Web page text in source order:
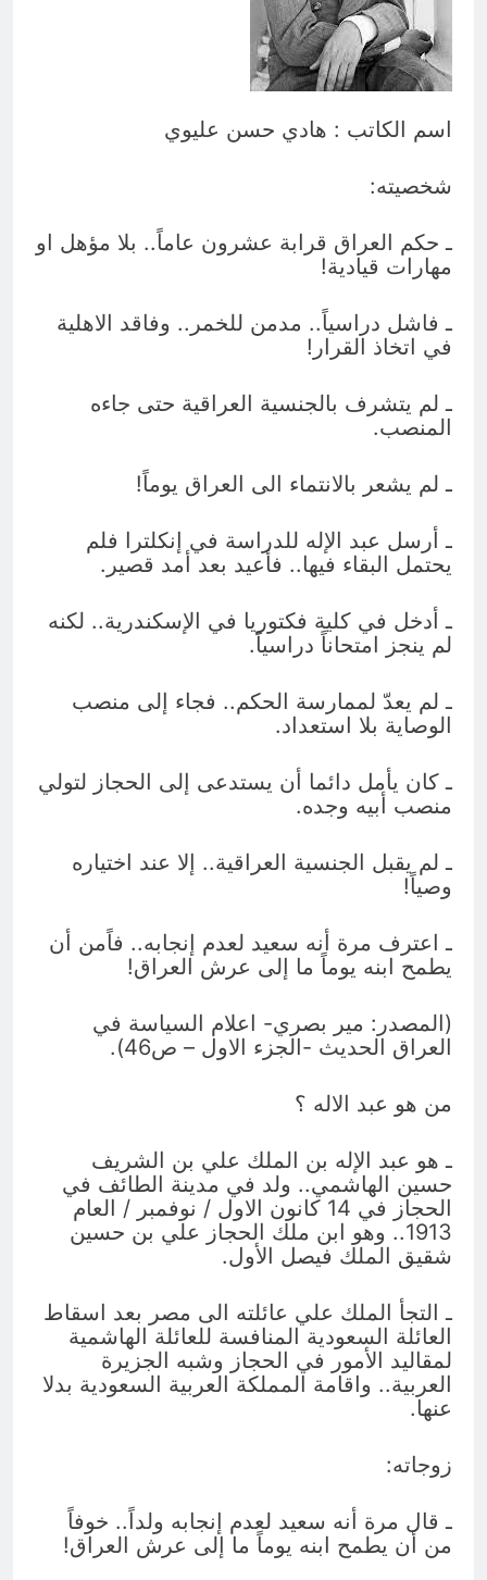
يصلوا فليصلوا معك وليأخذوا حذرهم)
اسم الكاتب : هادي حسن عليوي
شخصيته:
ـ حكم العراق قرابة عشرون عاماً.. بلا مؤهل او
مهارات قيادية!
ـ فاشل دراسياً.. مدمن للخمر.. وفاقد الاهلية
في اتخاذ القرار!
ـ لم يتشرف بالجنسية العراقية حتى جاءه
المنصب.
ـ لم يشعر بالانتماء الى العراق يوماً!
ـ أرسل عبد الإله للدراسة في إنكلترا فلم
يحتمل البقاء فيها.. فأعيد بعد أمد قصير.
ـ أدخل في كلية فكتوريا في الإسكندرية.. لكنه
لم ينجز امتحاناً دراسياً.
ـ لم يعدّ لممارسة الحكم.. فجاء إلى منصب
الوصاية بلا استعداد.
ـ كان يأمل دائما أن يستدعى إلى الحجاز لتولي
منصب أبيه وجده.
ـ لم يقبل الجنسية العراقية.. إلا عند اختياره
وصياً!
ـ اعترف مرة أنه سعيد لعدم إنجابه.. فاًمن أن
يطمح ابنه يوماً ما إلى عرش العراق!
(المصدر: مير بصري- اعلام السياسة في
العراق الحديث -الجزء الاول – ص46).
من هو عبد الاله ؟
ـ هو عبد الإله بن الملك علي بن الشريف
حسين الهاشمي.. ولد في مدينة الطائف في
الحجاز في 14 كانون الاول / نوفمبر / العام
1913.. وهو ابن ملك الحجاز علي بن حسين
شقيق الملك فيصل الأول.
ـ التجأ الملك علي عائلته الى مصر بعد اسقاط
العائلة السعودية المنافسة للعائلة الهاشمية
لمقاليد الأمور في الحجاز وشبه الجزيرة
العربية.. واقامة المملكة العربية السعودية بدلا
عنها.
زوجاته:
ـ قال مرة أنه سعيد لعدم إنجابه ولداً.. خوفاً
من أن يطمح ابنه يوماً ما إلى عرش العراق!